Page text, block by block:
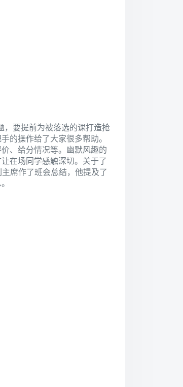
，要提前为被落选的课打造抢
的操作给了大家很多帮助。
、给分情况等。幽默风趣的
在场同学感触深切。关于了
席作了班会总结，他提及了